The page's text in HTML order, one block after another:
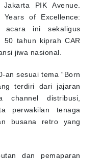
PIK Avenue.
of Excellence:
acara ini sekaligus
50 tahun kiprah CAR
jiwa nasional.
an sesuai tema “Born
terdiri dari jajaran
channel distribusi,
perwakilan tenaga
busana retro yang
dan pemaparan